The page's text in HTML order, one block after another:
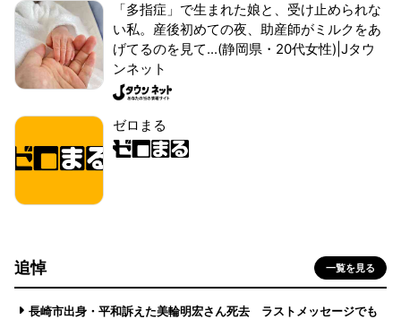
「多指症」で生まれた娘と、受け止められな
い私。産後初めての夜、助産師がミルクをあ
げてるのを見て...(静岡県・20代女性)|Jタウ
ンネット
ゼロまる
追悼 一覧を見る
長崎市出身・平和訴えた美輪明宏さん死去 ラストメッセージでも